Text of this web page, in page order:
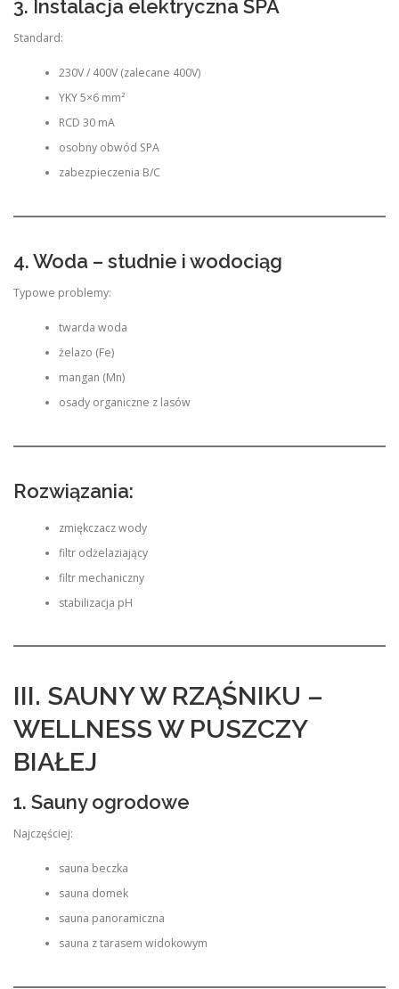
3. Instalacja elektryczna SPA
Standard:
230V / 400V (zalecane 400V)
YKY 5×6 mm²
RCD 30 mA
osobny obwód SPA
zabezpieczenia B/C
4. Woda – studnie i wodociąg
Typowe problemy:
twarda woda
żelazo (Fe)
mangan (Mn)
osady organiczne z lasów
Rozwiązania:
zmiękczacz wody
filtr odżelaziający
filtr mechaniczny
stabilizacja pH
III. SAUNY W RZĄŚNIKU –
WELLNESS W PUSZCZY
BIAŁEJ
1. Sauny ogrodowe
Najczęściej:
sauna beczka
sauna domek
sauna panoramiczna
sauna z tarasem widokowym